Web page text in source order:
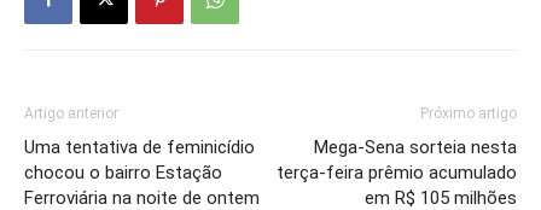
Artigo anterior
Uma tentativa de feminicídio
chocou o bairro Estação
Ferroviária na noite de ontem
Próximo artigo
Mega-Sena sorteia nesta
terça-feira prêmio acumulado
em R$ 105 milhões